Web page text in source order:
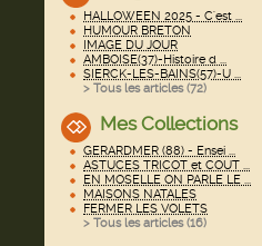
HALLOWEEN 2025 - C'est ...
HUMOUR BRETON
IMAGE DU JOUR
AMBOISE(37)-Histoire d ...
SIERCK-LES-BAINS(57)-U ...
> Tous les articles (72)
Mes Collections
GERARDMER (88) - Ensei ...
ASTUCES TRICOT et COUT ...
EN MOSELLE ON PARLE LE ...
MAISONS NATALES
FERMER LES VOLETS
> Tous les articles (16)